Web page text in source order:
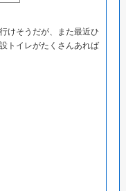
けそうだが、また最近ひ
トイレがたくさんあれば